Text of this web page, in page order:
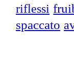
riflessi
spaccato